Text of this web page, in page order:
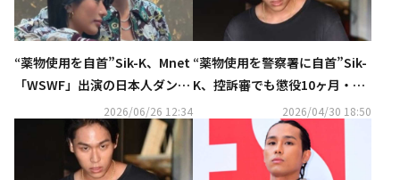
“薬物使用を自首”Sik-K、Mnet
「WSWF」出演の日本人ダンサ
ーと熱愛…揃ってファッション
ショーに登場（動画あり）
2026/06/26 12:34
“薬物使用を警察署に自首”Sik-
K、控訴審でも懲役10ヶ月・執
行猶予2年の判決2026/04/30 18:50